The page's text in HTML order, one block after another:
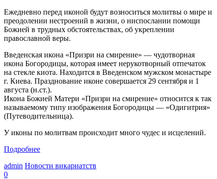
Ежедневно перед иконой будут возноситься молитвы о мире и
преодолении нестроений в жизни, о ниспослании помощи
Божией в трудных обстоятельствах, об укреплении
православной веры.
Введенская икона «Призри на смирение» — чудотворная
икона Богородицы, которая имеет нерукотворный отпечаток
на стекле киота. Находится в Введенском мужском монастыре
г. Киева. Празднование иконе совершается 29 сентября и 1
августа (н.ст.).
Икона Божией Матери «Призри на смирение» относится к так
называемому типу изображения Богородицы — «Одигитрия»
(Путеводительница).
У иконы по молитвам происходит много чудес и исцелений.
Подробнее
admin Новости викариатств
0